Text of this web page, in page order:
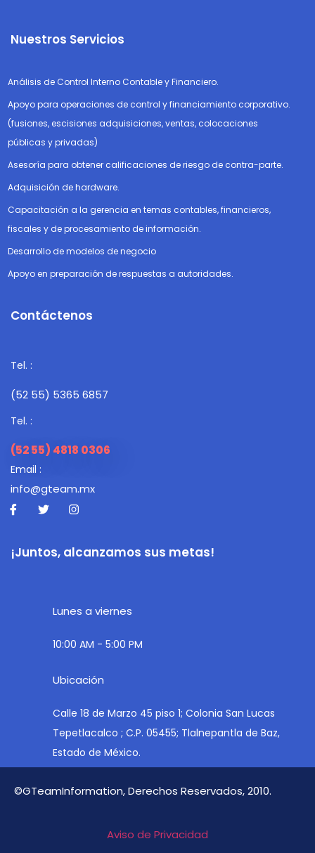
Nuestros Servicios
Análisis de Control Interno Contable y Financiero.
Apoyo para operaciones de control y financiamiento corporativo.
(fusiones, escisiones adquisiciones, ventas, colocaciones
públicas y privadas)
Asesoría para obtener calificaciones de riesgo de contra-parte.
Adquisición de hardware.
Capacitación a la gerencia en temas contables, financieros,
fiscales y de procesamiento de información.
Desarrollo de modelos de negocio
Apoyo en preparación de respuestas a autoridades.
Contáctenos
Tel. :
(52 55) 5365 6857
Tel. :
(52 55) ‎4818 0306
Email :
info@gteam.mx
¡Juntos, alcanzamos sus metas!
Lunes a viernes
10:00 AM - 5:00 PM
Ubicación
Calle 18 de Marzo 45 piso 1; Colonia San Lucas
Tepetlacalco ; C.P. 05455; Tlalnepantla de Baz,
Estado de México.
©GTeamInformation, Derechos Reservados, 2010.
Aviso de Privacidad